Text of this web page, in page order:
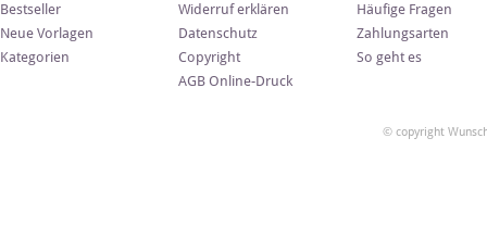
Bestseller
Neue Vorlagen
Kategorien
Widerruf erklären
Datenschutz
Copyright
AGB Online-Druck
Häufige Fragen
Zahlungsarten
So geht es
© copyright